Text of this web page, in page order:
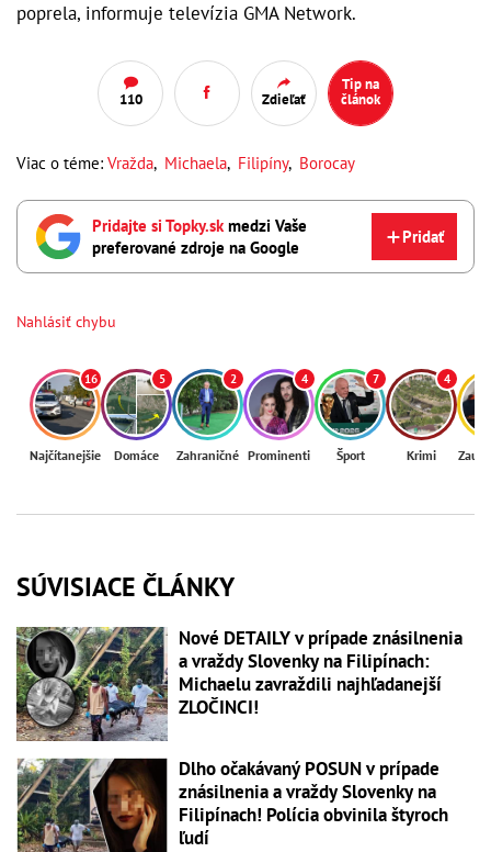
poprela, informuje televízia GMA Network.
110 Zdieľať
Tip na
článok
Viac o téme: Vražda, Michaela, Filipíny, Borocay
Pridajte si Topky.sk medzi Vaše
preferované zdroje na Google
Pridať
Nahlásiť chybu
16
Najčítanejšie
5
Domáce
2
Zahraničné
4
Prominenti
7
Šport
4
Krimi
SÚVISIACE ČLÁNKY
Nové DETAILY v prípade znásilnenia
a vraždy Slovenky na Filipínach:
Michaelu zavraždili najhľadanejší
ZLOČINCI!
Dlho očakávaný POSUN v prípade
znásilnenia a vraždy Slovenky na
Filipínach! Polícia obvinila štyroch
ľudí